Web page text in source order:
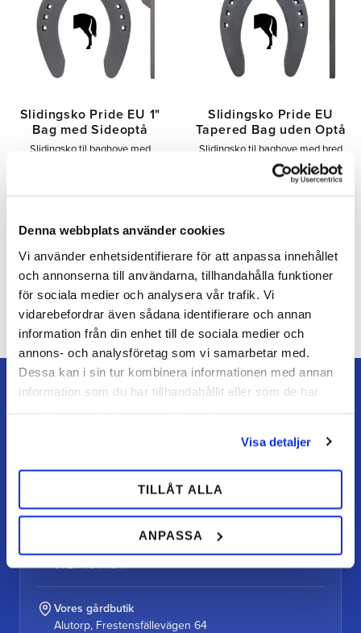
Denna webbplats använder cookies
Vi använder enhetsidentifierare för att anpassa innehållet
och annonserna till användarna, tillhandahålla funktioner
för sociala medier och analysera vår trafik. Vi
vidarebefordrar även sådana identifierare och annan
information från din enhet till de sociala medier och
annons- och analysföretag som vi samarbetar med.
Dessa kan i sin tur kombinera informationen med annan
information som du har tillhandahållit eller som de har
Visa detaljer
TILLÅT ALLA
ANPASSA
Slidingsko Pride EU 1"
Bag med Sideoptå
Slidingsko til baghove med
Tilføj til ønskeliste
Slidingsko Pride EU
Tapered Bag uden Optå
Slidingsko til baghove med bred
tå og tilspidset form for
kontrolleret glid. Til heste under
uddannelse. Findes i str. 11–13.
Din hovslagerbutik online med stort lager, hurtig levering
og personlig service.
0727-434 434
Vores gårdbutik
Alutorp, Frestensfällevägen 64